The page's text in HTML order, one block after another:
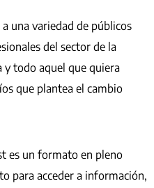
una variedad de públicos
del sector de la
y todo aquel que quiera
que plantea el cambio
es un formato en pleno
para acceder a información,